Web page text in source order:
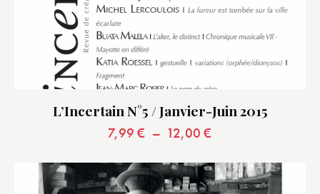
L’Incertain N°5 / Janvier-Juin 2015
7,99 € – 12,00 €